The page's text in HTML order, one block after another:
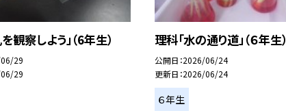
観察しよう」（6年生）
29
29
理科「水の通り道」（６年生）
公開日 2026/06/24
更新日 2026/06/24
６年生